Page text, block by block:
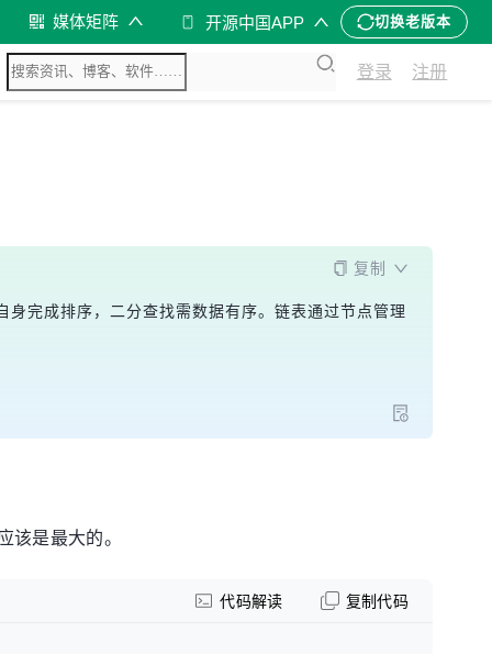
媒体矩阵 开源中国APP 切换老版本
登录 注册
复制
完成排序，二分查找需数据有序。链表通过节点管理
是最大的。
代码解读 复制代码